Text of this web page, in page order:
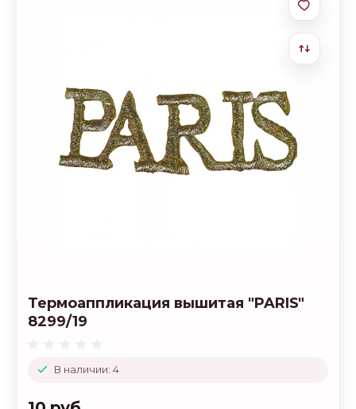
В наличии: 4
Термоаппликация вышитая "PARIS"
8299/19